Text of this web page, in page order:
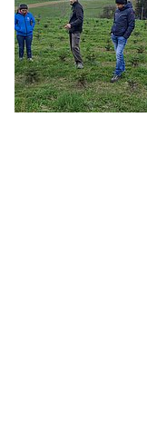
Soziales,
Identität
Integration
Mobilität
Klimawandel,
Steigerung